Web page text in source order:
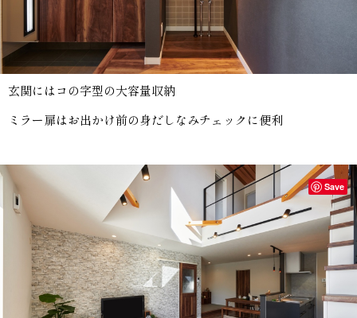
玄関にはコの字型の大容量収納
ミラー扉はお出かけ前の身だしなみチェックに便利
Save